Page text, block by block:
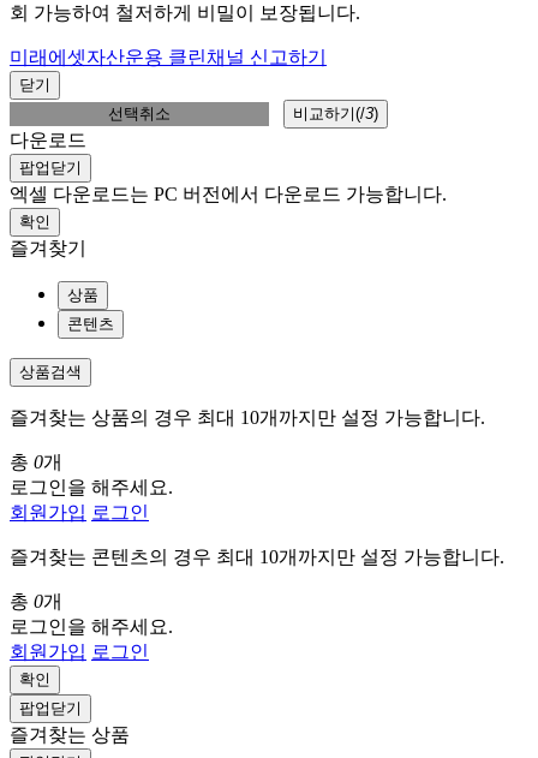
회 가능하여 철저하게 비밀이 보장됩니다.
미래에셋자산운용 클린채널 신고하기
닫기
선택취소
비교하기(/3)
다운로드
팝업닫기
엑셀 다운로드는 PC 버전에서 다운로드 가능합니다.
확인
즐겨찾기
상품
콘텐츠
상품검색
즐겨찾는 상품의 경우 최대 10개까지만 설정 가능합니다.
총 0개
로그인을 해주세요.
회원가입 로그인
즐겨찾는 콘텐츠의 경우 최대 10개까지만 설정 가능합니다.
총 0개
로그인을 해주세요.
회원가입 로그인
확인
팝업닫기
즐겨찾는 상품